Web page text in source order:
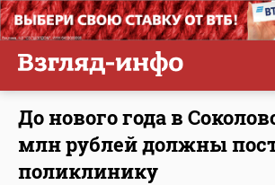
До нового года в
млн рублей должны
поликлинику